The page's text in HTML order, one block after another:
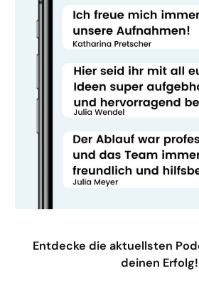
Entdecke die aktuellsten
deinen Erfolg!